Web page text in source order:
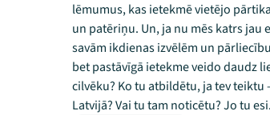
lēmumus, kas ietekmē vietējo
un patēriņu. Un, ja nu mēs katrs jau
savām ikdienas izvēlēm un
bet pastāvīgā ietekme veido daudz
cilvēku? Ko tu atbildētu, ja tev teiktu
Latvijā? Vai tu tam noticētu? Jo tu esi.